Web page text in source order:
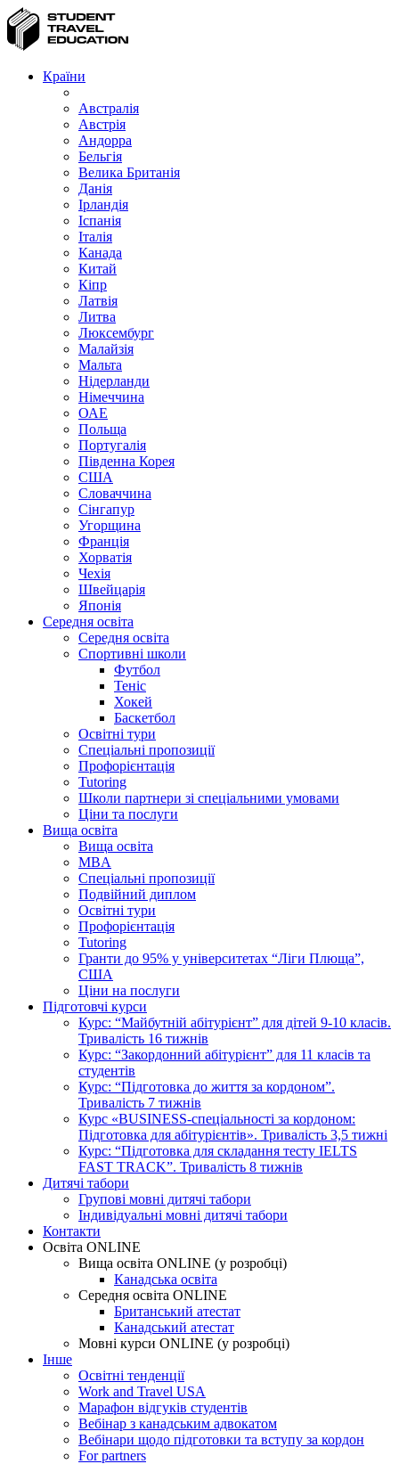
Країни
Австралія
Австрія
Андорра
Бельгія
Велика Британія
Данія
Ірландія
Іспанія
Італія
Канада
Китай
Кіпр
Латвія
Литва
Люксембург
Малайзія
Мальта
Нідерланди
Німеччина
ОАЕ
Польща
Португалія
Південна Корея
США
Словаччина
Сінгапур
Угорщина
Франція
Хорватія
Чехія
Швейцарія
Японія
Середня освіта
Середня освіта
Спортивні школи
Футбол
Теніс
Хокей
Баскетбол
Освітні тури
Спеціальні пропозиції
Профорієнтація
Tutoring
Школи партнери зі спеціальними умовами
Ціни та послуги
Вища освіта
Вища освіта
MBA
Спеціальні пропозиції
Подвійний диплом
Освітні тури
Профорієнтація
Tutoring
Гранти до 95% у університетах “Ліги Плюща”,
США
Ціни на послуги
Підготовчі курси
Курс: “Майбутній абітурієнт” для дітей 9-10 класів.
Тривалість 16 тижнів
Курс: “Закордонний абітурієнт” для 11 класів та
студентів
Курс: “Підготовка до життя за кордоном”.
Тривалість 7 тижнів
Курс «BUSINESS-спеціальності за кордоном:
Підготовка для абітурієнтів». Тривалість 3,5 тижні
Курс: “Підготовка для складання тесту IELTS
FAST TRACK”. Тривалість 8 тижнів
Дитячі табори
Групові мовні дитячі табори
Індивідуальні мовні дитячі табори
Контакти
Освіта ONLINE
Вища освіта ONLINE (у розробці)
Канадська освіта
Середня освіта ONLINE
Британський атестат
Канадський атестат
Мовні курси ONLINE (у розробці)
Інше
Освітні тенденції
Work and Travel USA
Марафон відгуків студентів
Вебінар з канадським адвокатом
Вебінари щодо підготовки та вступу за кордон
For partners